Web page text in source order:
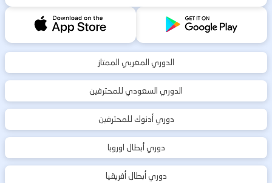
الدوري المغربي الممتاز
الدوري السعودي للمحترفين
دوري أدنوك للمحترفين
دوري أبطال اوروبا
دوري أبطال أفريقيا